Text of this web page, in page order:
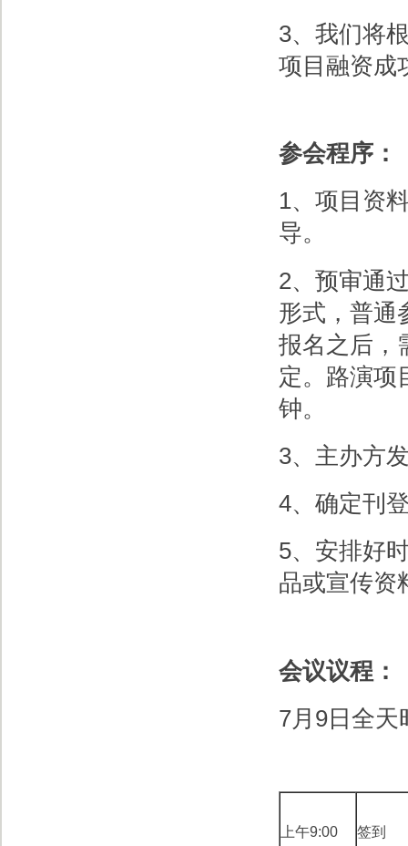
3、我们将
项目融资成
参会程序：
1、项目资
导。
2、预审通
形式，普通
报名之后，
定。路演项
钟。
3、主办方
4、确定刊
5、安排好
品或宣传资
会议议程：
7月9日全天
上午9:00 签到